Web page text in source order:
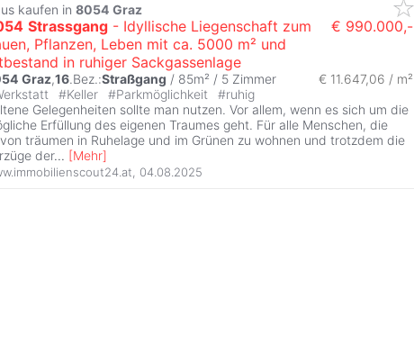
kaufen in 8054 Graz
Strassgang - Idyllische Liegenschaft zum
Pflanzen, Leben mit ca. 5000 m² und
in ruhiger Sackgassenlage
€ 990.000,-
Graz,16.Bez.:Straßgang / 85m² / 5 Zimmer
€ 11.647,06 / m²
#Keller #Parkmöglichkeit #ruhig
Gelegenheiten sollte man nutzen. Vor allem, wenn es sich um die
Erfüllung des eigenen Traumes geht. Für alle Menschen, die
träumen in Ruhelage und im Grünen zu wohnen und trotzdem die
der... [Mehr]
04.08.2025